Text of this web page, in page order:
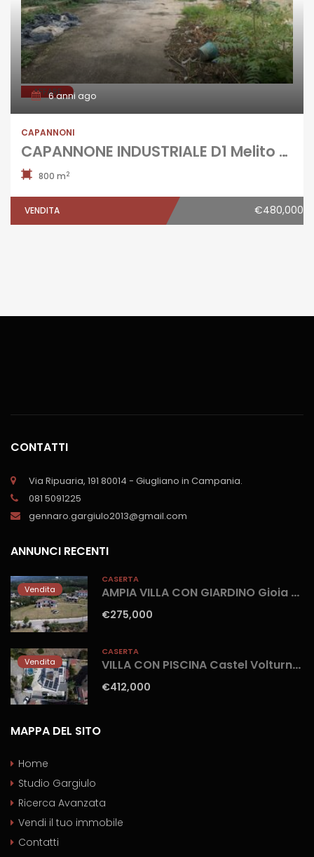
AFFARE6 anni ago
CAPANNONI
CAPANNONE INDUSTRIALE D1 Melito di Napoli R36957
800 m2
VENDITA €480,000
CONTATTI
Via Ripuaria, 191 80014 - Giugliano in Campania.
081 5091225
gennaro.gargiulo2013@gmail.com
ANNUNCI RECENTI
Vendita
CASERTA
AMPIA VILLA CON GIARDINO Gioia Sannitica
€275,000
Vendita
CASERTA
VILLA CON PISCINA Castel Volturno-Parco Europa
€412,000
MAPPA DEL SITO
Home
Studio Gargiulo
Ricerca Avanzata
Vendi il tuo immobile
Contatti